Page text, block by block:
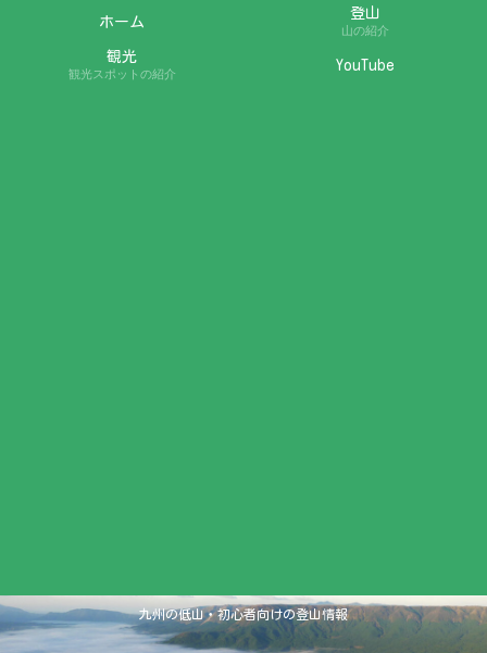
九州の低山・初心者向けの登山情報
ホーム
登山
山の紹介
観光
観光スポットの紹介
YouTube